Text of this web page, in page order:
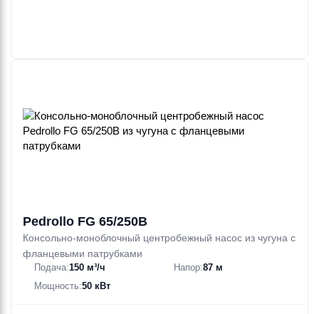
Pedrollo FG 65/250B
Консольно-моноблочный центробежный насос из чугуна с
фланцевыми патрубками
Подача:150 м³/ч Напор:87 м
Мощность:50 кВт